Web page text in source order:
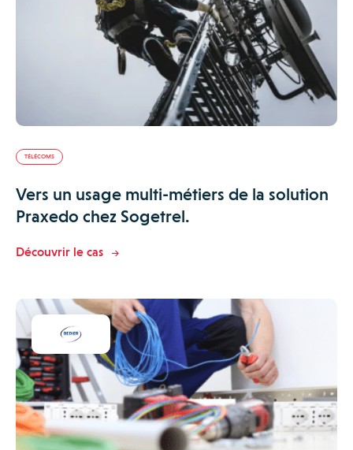
TÉLÉCOMS
Vers un usage multi-métiers de la solution
Praxedo chez Sogetrel.
Découvrir le cas